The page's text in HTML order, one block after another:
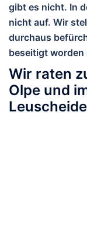
gibt es nicht. In
nicht auf. Wir
durchaus
beseitigt worden
Wir raten
Olpe und